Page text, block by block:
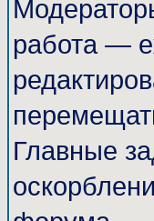
работа —
Главные